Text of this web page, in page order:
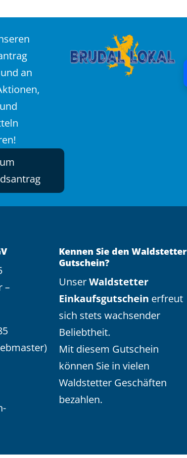
an
–
Kennen Sie den Waldstetter
Gutschein?
UnserWaldstetter
Einkaufsgutschein erfreut
sich stets wachsender
Beliebtheit.
Mit diesem Gutschein
können Sie in vielen
Waldstetter Geschäften
bezahlen.